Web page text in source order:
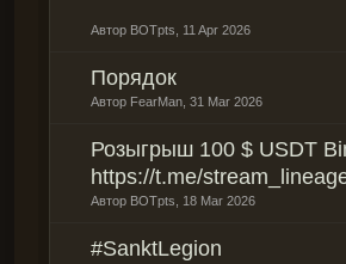
Автор BOTpts 11 Apr 2026
Порядок
Автор FearMan 31 Mar 2026
Розыгрыш 100 $ USDT
https://t.me/
Автор BOTpts 18 Mar 2026
#SanktLegion